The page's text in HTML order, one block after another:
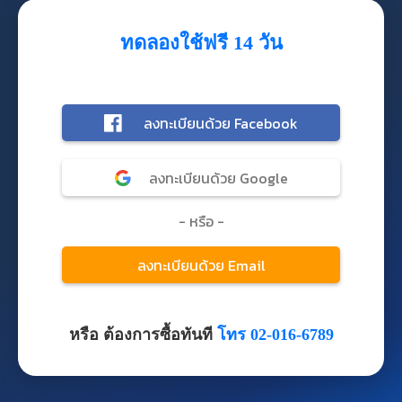
ทดลองใช้ฟรี 14 วัน
หรือ ต้องการซื้อทันที โทร 02-016-6789